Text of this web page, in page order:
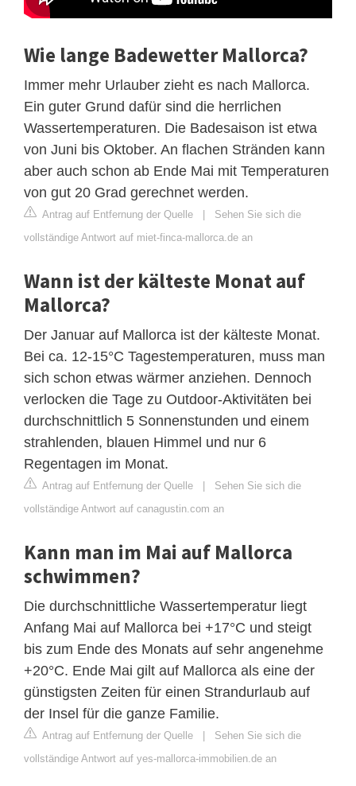
Wie lange Badewetter Mallorca?
Immer mehr Urlauber zieht es nach Mallorca.
Ein guter Grund dafür sind die herrlichen
Wassertemperaturen. Die Badesaison ist etwa
von Juni bis Oktober. An flachen Stränden kann
aber auch schon ab Ende Mai mit Temperaturen
von gut 20 Grad gerechnet werden.
Antrag auf Entfernung der Quelle | Sehen Sie sich die
vollständige Antwort auf miet-finca-mallorca.de an
Wann ist der kälteste Monat auf
Mallorca?
Der Januar auf Mallorca ist der kälteste Monat.
Bei ca. 12-15°C Tagestemperaturen, muss man
sich schon etwas wärmer anziehen. Dennoch
verlocken die Tage zu Outdoor-Aktivitäten bei
durchschnittlich 5 Sonnenstunden und einem
strahlenden, blauen Himmel und nur 6
Regentagen im Monat.
Antrag auf Entfernung der Quelle | Sehen Sie sich die
vollständige Antwort auf canagustin.com an
Kann man im Mai auf Mallorca
schwimmen?
Die durchschnittliche Wassertemperatur liegt
Anfang Mai auf Mallorca bei +17°C und steigt
bis zum Ende des Monats auf sehr angenehme
+20°C. Ende Mai gilt auf Mallorca als eine der
günstigsten Zeiten für einen Strandurlaub auf
der Insel für die ganze Familie.
Antrag auf Entfernung der Quelle | Sehen Sie sich die
vollständige Antwort auf yes-mallorca-immobilien.de an